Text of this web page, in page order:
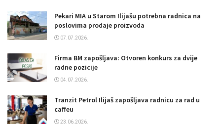
Pekari MIA u Starom Ilijašu potrebna radnica na
poslovima prodaje proizvoda
07.07.2026.
Firma BM zapošljava: Otvoren konkurs za dvije
radne pozicije
04.07.2026.
Tranzit Petrol Ilijaš zapošljava radnicu za rad u
caffeu
23.06.2026.